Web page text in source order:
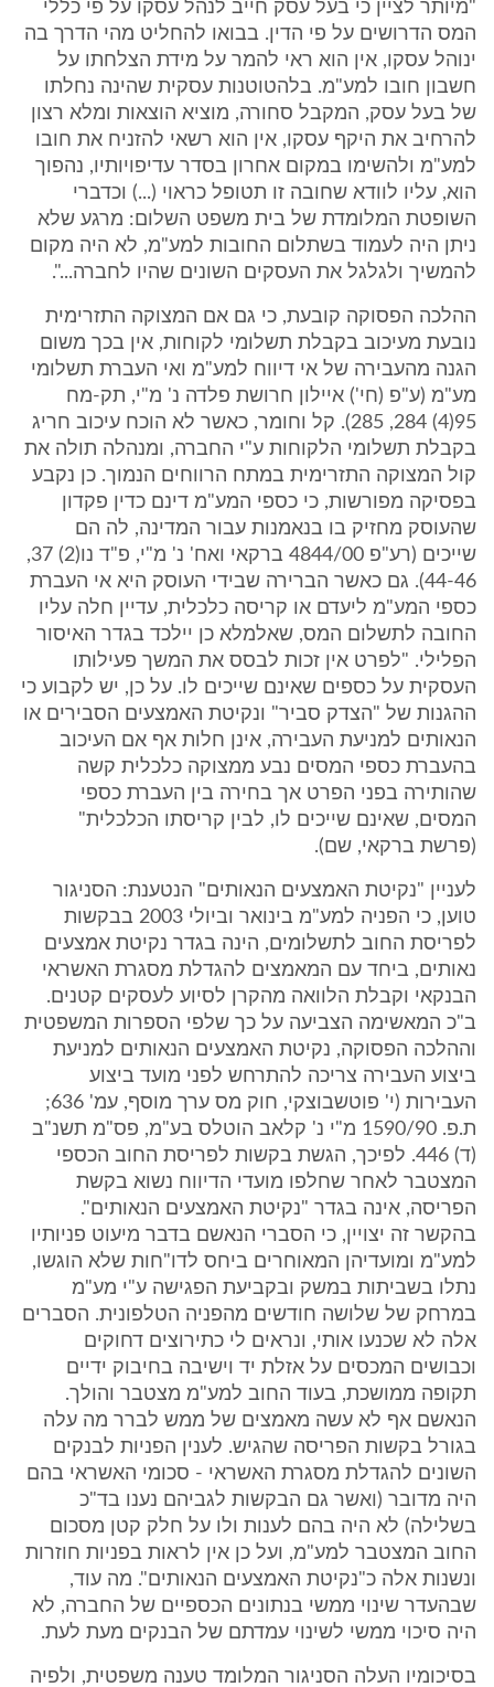
"מיותר לציין כי בעל עסק חייב לנהל עסקו על פי כללי
המס הדרושים על פי הדין. בבואו להחליט מהי הדרך בה
ינוהל עסקו, אין הוא ראי להמר על מידת הצלחתו על
חשבון חובו למע"מ. בלהטוטנות עסקית שהינה נחלתו
של בעל עסק, המקבל סחורה, מוציא הוצאות ומלא רצון
להרחיב את היקף עסקו, אין הוא רשאי להזניח את חובו
למע"מ ולהשימו במקום אחרון בסדר עדיפויותיו, נהפוך
הוא, עליו לוודא שחובה זו תטופל כראוי (...) וכדברי
השופטת המלומדת של בית משפט השלום: מרגע שלא
ניתן היה לעמוד בשתלום החובות למע"מ, לא היה מקום
להמשיך ולגלגל את העסקים השונים שהיו לחברה...".
ההלכה הפסוקה קובעת, כי גם אם המצוקה התזרימית
נובעת מעיכוב בקבלת תשלומי לקוחות, אין בכך משום
הגנה מהעבירה של אי דיווח למע"מ ואי העברת תשלומי
מע"מ (ע"פ (חי') איילון חרושת פלדה נ' מ"י, תק-מח
95(4) 284, 285). קל וחומר, כאשר לא הוכח עיכוב חריג
בקבלת תשלומי הלקוחות ע"י החברה, ומנהלה תולה את
קול המצוקה התזרימית במתח הרווחים הנמוך. כן נקבע
בפסיקה מפורשות, כי כספי המע"מ דינם כדין פקדון
שהעוסק מחזיק בו בנאמנות עבור המדינה, לה הם
שייכים (רע"פ 4844/00 ברקאי ואח' נ' מ"י, פ"ד נו(2) 37,
44-46). גם כאשר הברירה שבידי העוסק היא אי העברת
כספי המע"מ ליעדם או קריסה כלכלית, עדיין חלה עליו
החובה לתשלום המס, שאלמלא כן יילכד בגדר האיסור
הפלילי. "לפרט אין זכות לבסס את המשך פעילותו
העסקית על כספים שאינם שייכים לו. על כן, יש לקבוע כי
ההגנות של "הצדק סביר" ונקיטת האמצעים הסבירים או
הנאותים למניעת העבירה, אינן חלות אף אם העיכוב
בהעברת כספי המסים נבע ממצוקה כלכלית קשה
שהותירה בפני הפרט אך בחירה בין העברת כספי
המסים, שאינם שייכים לו, לבין קריסתו הכלכלית"
(פרשת ברקאי, שם).
לעניין "נקיטת האמצעים הנאותים" הנטענת: הסניגור
טוען, כי הפניה למע"מ בינואר וביולי 2003 בבקשות
לפריסת החוב לתשלומים, הינה בגדר נקיטת אמצעים
נאותים, ביחד עם המאמצים להגדלת מסגרת האשראי
הבנקאי וקבלת הלוואה מהקרן לסיוע לעסקים קטנים.
ב"כ המאשימה הצביעה על כך שלפי הספרות המשפטית
וההלכה הפסוקה, נקיטת האמצעים הנאותים למניעת
ביצוע העבירה צריכה להתרחש לפני מועד ביצוע
העבירות (י' פוטשבוצקי, חוק מס ערך מוסף, עמ' 636;
ת.פ. 1590/90 מ"י נ' קלאב הוטלס בע"מ, פס"מ תשנ"ב
(ד) 446. לפיכך, הגשת בקשות לפריסת החוב הכספי
המצטבר לאחר שחלפו מועדי הדיווח נשוא בקשת
הפריסה, אינה בגדר "נקיטת האמצעים הנאותים".
בהקשר זה יצויין, כי הסברי הנאשם בדבר מיעוט פניותיו
למע"מ ומועדיהן המאוחרים ביחס לדו"חות שלא הוגשו,
נתלו בשביתות במשק ובקביעת הפגישה ע"י מע"מ
במרחק של שלושה חודשים מהפניה הטלפונית. הסברים
אלה לא שכנעו אותי, ונראים לי כתירוצים דחוקים
וכבושים המכסים על אזלת יד וישיבה בחיבוק ידיים
תקופה ממושכת, בעוד החוב למע"מ מצטבר והולך.
הנאשם אף לא עשה מאמצים של ממש לברר מה עלה
בגורל בקשות הפריסה שהגיש. לענין הפניות לבנקים
השונים להגדלת מסגרת האשראי - סכומי האשראי בהם
היה מדובר (ואשר גם הבקשות לגביהם נענו בד"כ
בשלילה) לא היה בהם לענות ולו על חלק קטן מסכום
החוב המצטבר למע"מ, ועל כן אין לראות בפניות חוזרות
ונשנות אלה כ"נקיטת האמצעים הנאותים". מה עוד,
שבהעדר שינוי ממשי בנתונים הכספיים של החברה, לא
היה סיכוי ממשי לשינוי עמדתם של הבנקים מעת לעת.
בסיכומיו העלה הסניגור המלומד טענה משפטית, ולפיה